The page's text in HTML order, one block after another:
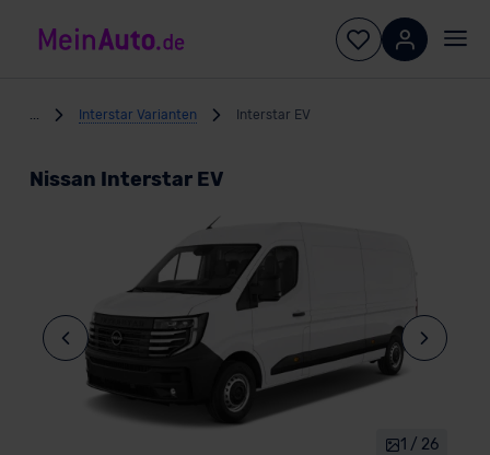
Interstar Varianten Interstar EV
Nissan Interstar EV
1 / 26